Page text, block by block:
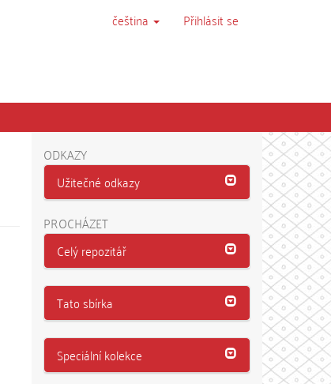
čeština Přihlásit se
ODKAZY
Užitečné odkazy
PROCHÁZET
Celý repozitář
Tato sbírka
Speciální kolekce